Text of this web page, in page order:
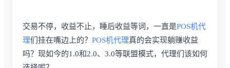
交易不停，收益不止，睡后收益等词，一直是POS机代
理们挂在嘴边上的？ POS机代理真的会实现躺赚收益
吗？现如今的1.0和2.0、3.0等联盟模式，代理们该如何